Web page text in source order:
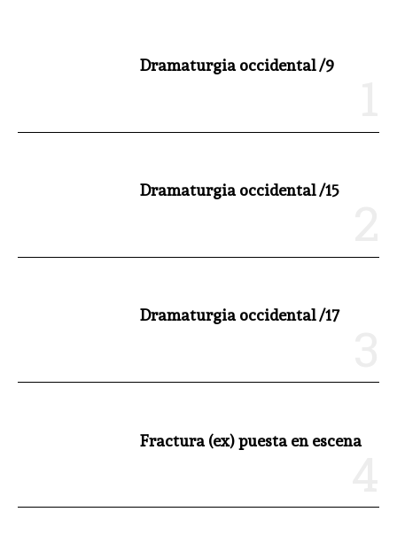
Dramaturgia occidental /9
Dramaturgia occidental /15
Dramaturgia occidental /17
Fractura (ex) puesta en escena